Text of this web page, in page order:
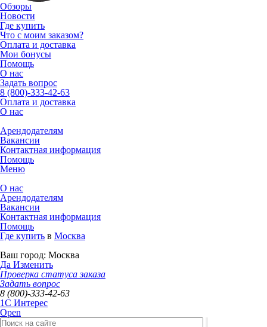
Обзоры
Новости
Где купить
Что с моим заказом?
Оплата и доставка
Мои бонусы
Помощь
О нас
Задать вопрос
8 (800)-333-42-63
Оплата и доставка
О нас
Арендодателям
Вакансии
Контактная информация
Помощь
Меню
О нас
Арендодателям
Вакансии
Контактная информация
Помощь
Где купить в Москва
Ваш город: Москва
Да Изменить
Проверка статуса заказа
Задать вопрос
8 (800)-333-42-63
1C Интерес
Open